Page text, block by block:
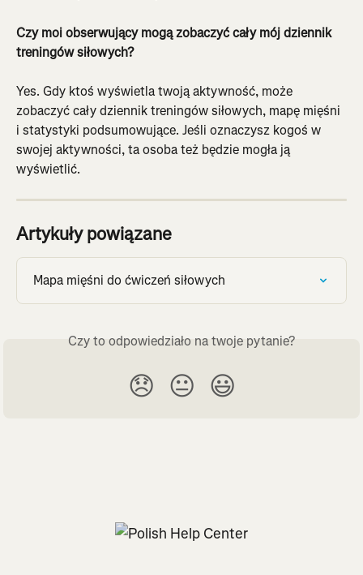
Czy moi obserwujący mogą zobaczyć cały mój dziennik
treningów siłowych?
Yes. Gdy ktoś wyświetla twoją aktywność, może
zobaczyć cały dziennik treningów siłowych, mapę mięśni
i statystyki podsumowujące. Jeśli oznaczysz kogoś w
swojej aktywności, ta osoba też będzie mogła ją
wyświetlić.
Artykuły powiązane
Mapa mięśni do ćwiczeń siłowych
Czy to odpowiedziało na twoje pytanie?
😞 😐 😃